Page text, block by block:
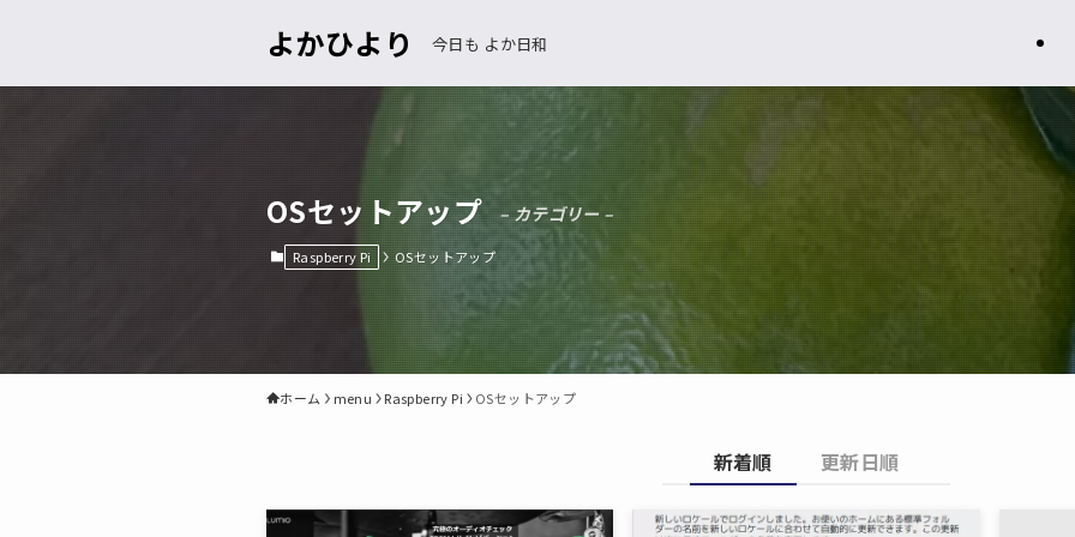
よかひより 今日も よか日和
OSセットアップ – カテゴリー –
Raspberry Pi OSセットアップ
ホーム menu Raspberry Pi OSセットアップ
新着順 更新日順